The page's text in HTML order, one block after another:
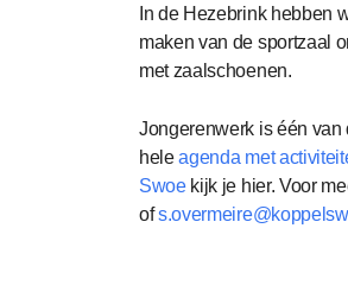
In de Hezebrink hebben
maken van de sportzaal
met zaalschoenen.
Jongerenwerk is één
heleagenda met
Swoekijk je hier. Voor
of